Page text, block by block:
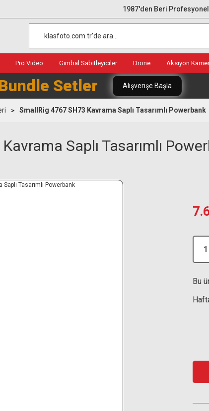
1987'den Beri
Pro Video Gimbal Sabitleyiciler Drone Aksiyon
Setler Alışverişe Başla
SmallRig 4767 SH73 Kavrama Saplı Tasarımlı Powerbank
Saplı Tasarımlı
Bu